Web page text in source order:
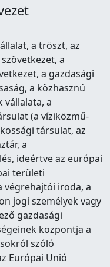
a tröszt, az
a
a gazdasági
a közhasznú
vállalata, a
(a víziközmű-
társulat, az
a
ideértve az európai
területi
végrehajtói iroda, a
jogi személyek vagy
gazdasági
központja a
szóló
Európai Unió